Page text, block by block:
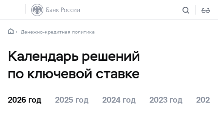
Денежно-кредитная политика
Календарь решений
по ключевой ставке
2026 год 2025 год 2024 год 2023 год 2022